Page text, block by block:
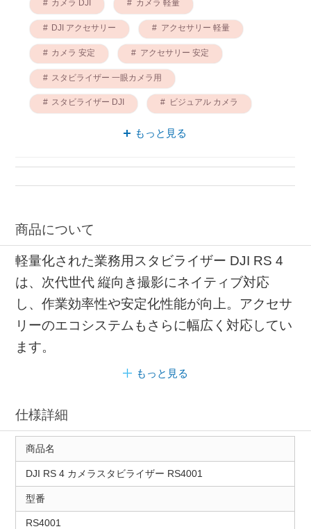
カメラ DJI カメラ 軽量
DJI アクセサリー アクセサリー 軽量
カメラ 安定 アクセサリー 安定
スタビライザー 一眼カメラ用
スタビライザー DJI ビジュアル カメラ
もっと見る
商品について
軽量化された業務用スタビライザー DJI RS 4
は、次代世代 縦向き撮影にネイティブ対応
し、作業効率性や安定化性能が向上。アクセサ
リーのエコシステムもさらに幅広く対応してい
ます。
もっと見る
仕様詳細
商品名
DJI RS 4 カメラスタビライザー RS4001
型番
RS4001